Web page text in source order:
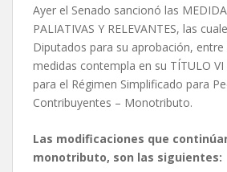
Ayer el Senado sancionó las
PALIATIVAS Y RELEVANTES, las
Diputados para su aprobación,
medidas contempla en su TÍTULO
para el Régimen Simplificado para
Contribuyentes – Monotributo.
Las modificaciones que
monotributo, son las siguientes: